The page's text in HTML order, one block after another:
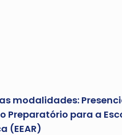
modalidades:
Preparatório para a
(EEAR)